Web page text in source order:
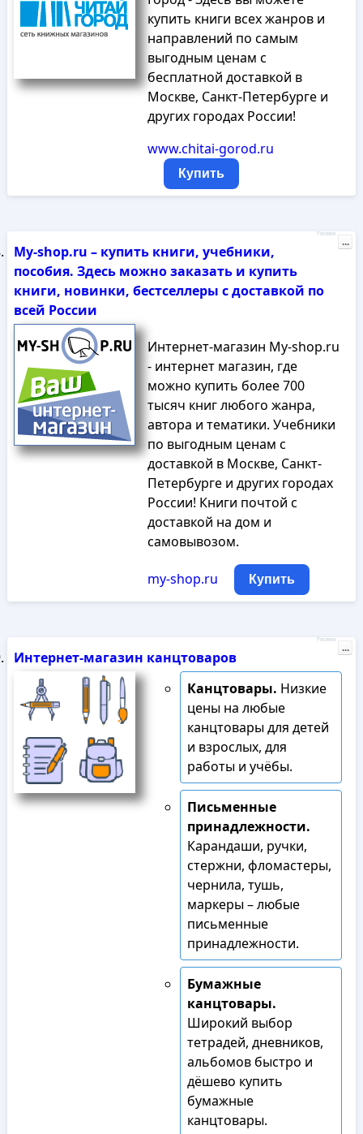
купить книги всех жанров и
направлений по самым
выгодным ценам с
бесплатной доставкой в
Москве, Санкт-Петербурге и
других городах России!
www.chitai-gorod.ru
Купить
My-shop.ru – купить книги, учебники,
пособия. Здесь можно заказать и купить
книги, новинки, бестселлеры с доставкой по
всей России
Интернет-магазин My-shop.ru
- интернет магазин, где
можно купить более 700
тысяч книг любого жанра,
автора и тематики. Учебники
по выгодным ценам с
доставкой в Москве, Санкт-
Петербурге и других городах
России! Книги почтой с
доставкой на дом и
самовывозом.
my-shop.ru Купить
Реклама
...
Интернет-магазин канцтоваров
Канцтовары. Низкие
цены на любые
канцтовары для детей
и взрослых, для
работы и учёбы.
Письменные
принадлежности.
Карандаши, ручки,
стержни, фломастеры,
чернила, тушь,
маркеры – любые
письменные
принадлежности.
Бумажные
канцтовары.
Широкий выбор
тетрадей, дневников,
альбомов быстро и
дёшево купить
бумажные
канцтовары.
Реклама
...